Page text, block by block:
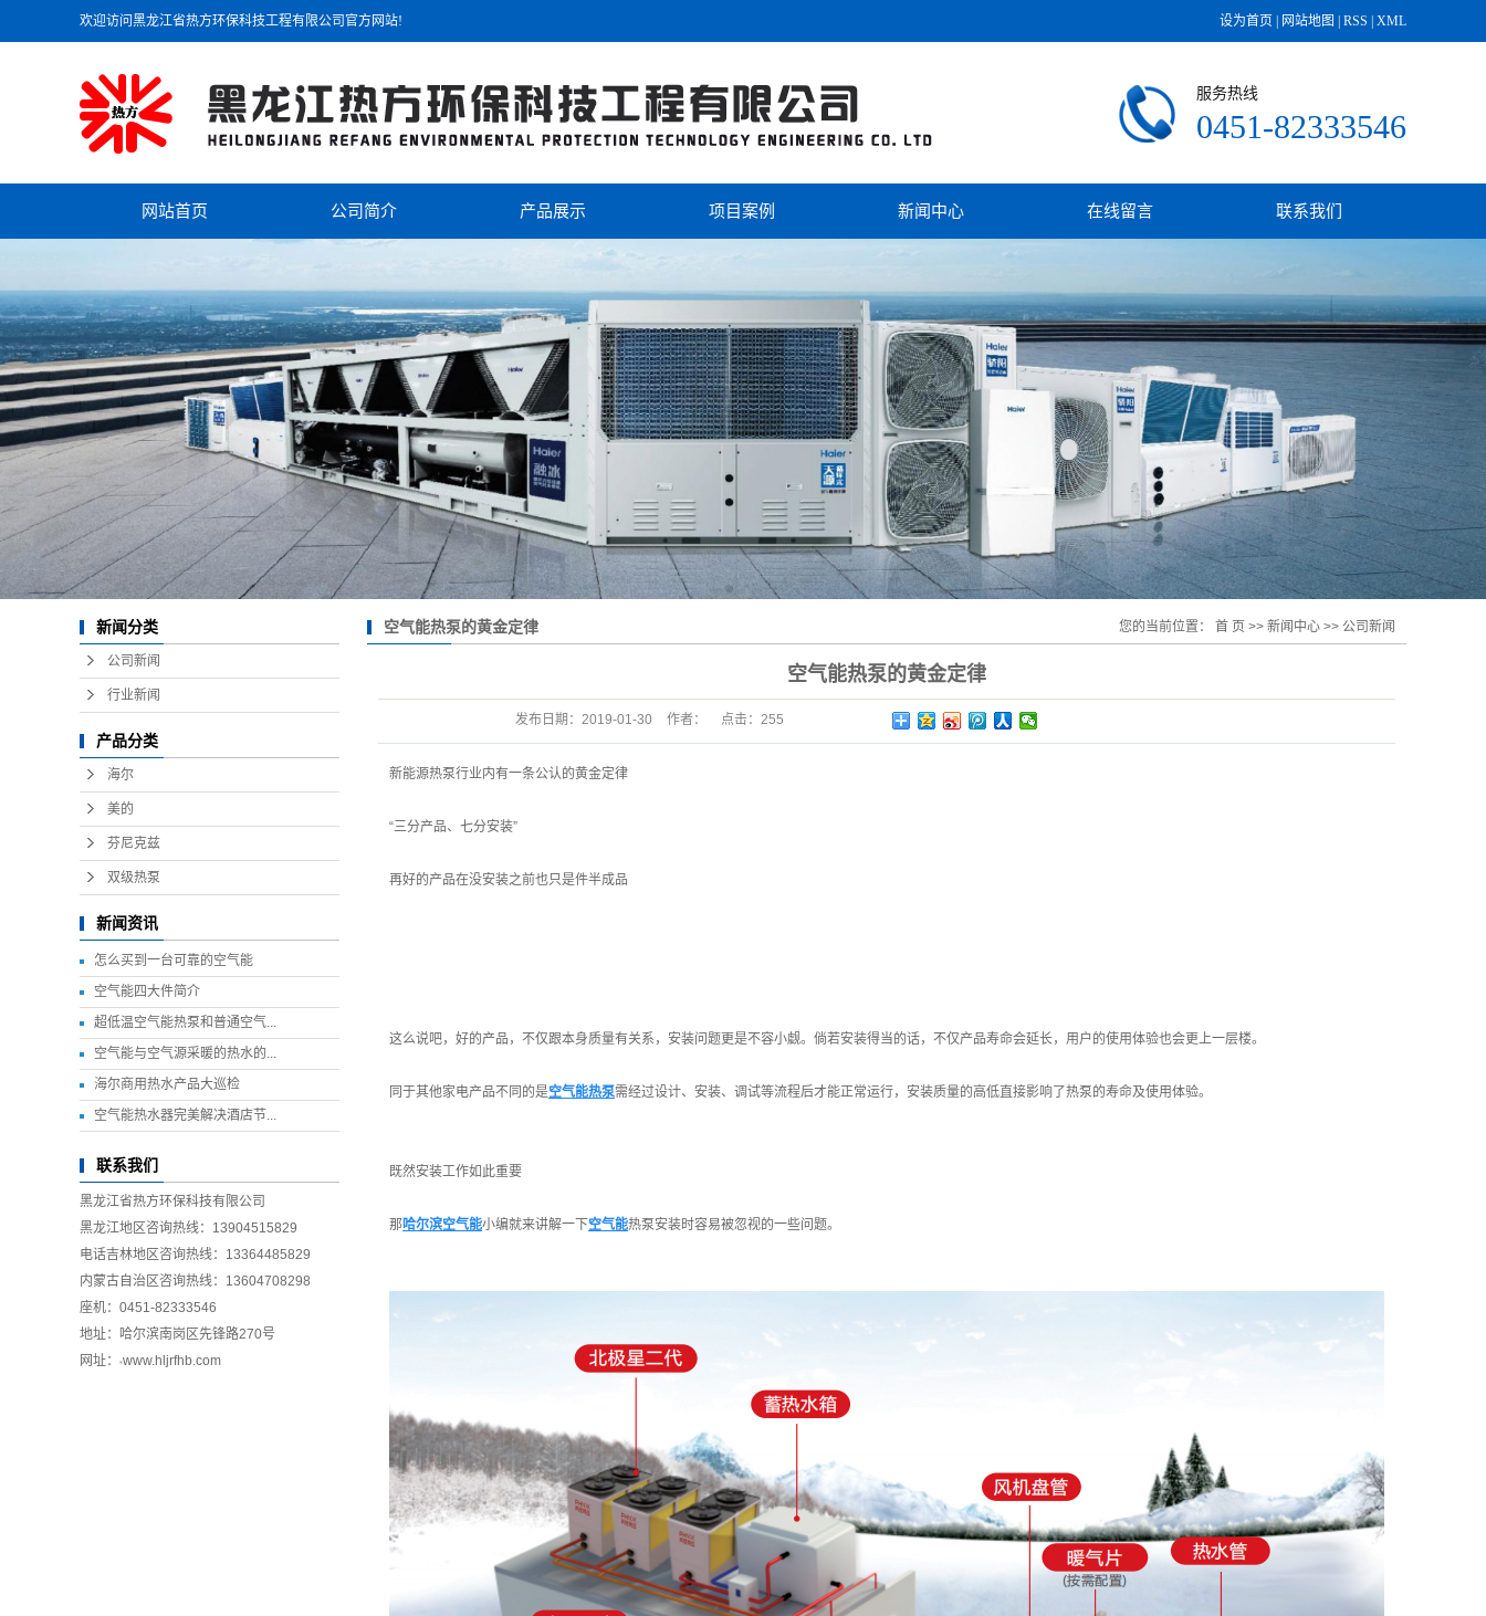
欢迎访问黑龙江省热方环保科技工程有限公司官方网站! 设为首页 网站地图 RSS XML
服务热线
0451-82333546
网站首页 公司简介
联系我们
产品展示
美的
芬尼克兹
双级热泵
项目案例
视频中心
新闻中心
行业新闻
在线留言 联系我们
新闻分类
公司新闻
行业新闻
产品分类
海尔
美的
芬尼克兹
双级热泵
新闻资讯
怎么买到一台可靠的空气能
空气能四大件简介
超低温空气能热泵和普通空气...
空气能与空气源采暖的热水的...
海尔商用热水产品大巡检
空气能热水器完美解决酒店节...
联系我们
黑龙江省热方环保科技有限公司
黑龙江地区咨询热线：13904515829
电话吉林地区咨询热线：13364485829
内蒙古自治区咨询热线：13604708298
座机：0451-82333546
地址：哈尔滨南岗区先锋路270号
网址：
www.hljrfhb.com
空气能热泵的黄金定律 您的当前位置： 首 页 >> 新闻中心 >> 公司新闻
空气能热泵的黄金定律
发布日期： 2019-01-30 作者： 点击： 255
新能源热泵行业内有一条公认的黄金定律
“三分产品、七分安装”
再好的产品在没安装之前也只是件半成品
这么说吧，好的产品，不仅跟本身质量有关系，安装问题更是不容小觑。倘若安装得当的话，不仅产品寿命会延长，用户的使用体验也会更上一层楼。
同于其他家电产品不同的是空气能热泵需经过设计、安装、调试等流程后才能正常运行，安装质量的高低直接影响了热泵的寿命及使用体验。
既然安装工作如此重要
那哈尔滨空气能小编就来讲解一下空气能热泵安装时容易被忽视的一些问题。